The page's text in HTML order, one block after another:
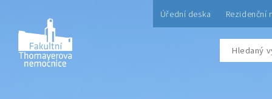
Úřední deska Rezidenční